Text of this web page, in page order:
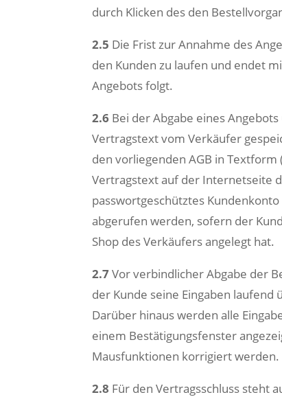
durch Klicken des den
2.5 Die Frist zur Annahme des
den Kunden zu laufen und endet
Angebots folgt.
2.6 Bei der Abgabe eines
Vertragstext vom Verkäufer
den vorliegenden AGB in Textform
Vertragstext auf der Internetseite
passwortgeschütztes
abgerufen werden, sofern der
Shop des Verkäufers angelegt hat.
2.7Vor verbindlicher Abgabe der
der Kunde seine Eingaben
Darüber hinaus werden alle
einem Bestätigungsfenster
Mausfunktionen korrigiert werden.
2.8 Für den Vertragsschluss steht